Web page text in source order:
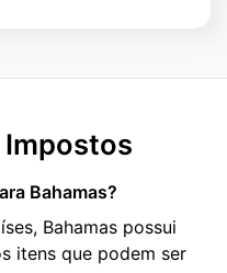
Bahamas?
Bahamas possui
itens que podem ser